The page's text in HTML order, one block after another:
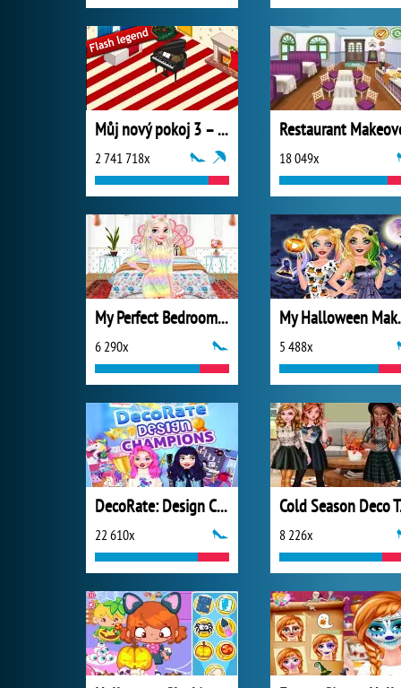
Můj nový pokoj 3 – Vánoce
2 741 718x
Restaurant
18 049x
My Perfect Bedroom Decor
6 290x
My
5 488x
DecoRate: Design Champions
22 610x 8 226x